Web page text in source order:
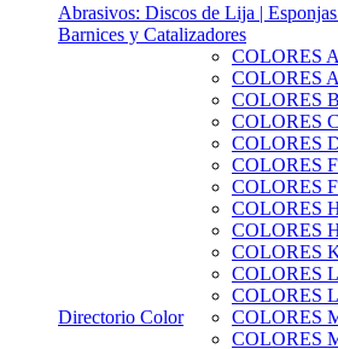
Abrasivos: Discos de Lija |
Barnices y Catalizadores
Directorio Color
COLORES
COLORES
COLORES
COLORES
COLORES
COLORES
COLORES
COLORES
COLORES
COLORES
COLORES
COLORES
COLORES
COLORES